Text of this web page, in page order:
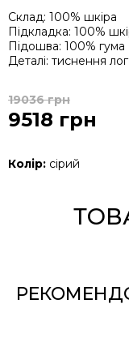
Склад: 100% шкіра
Підкладка: 100%
Підошва: 100% гума
Деталі: тиснення
19036 грн
9518 грн
Колір: сірий